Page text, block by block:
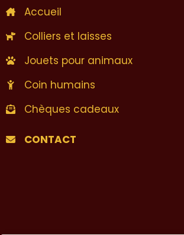
Accueil
Colliers et laisses
Jouets pour animaux
Coin humains
Chèques cadeaux
CONTACT